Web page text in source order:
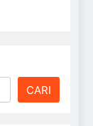
CARI